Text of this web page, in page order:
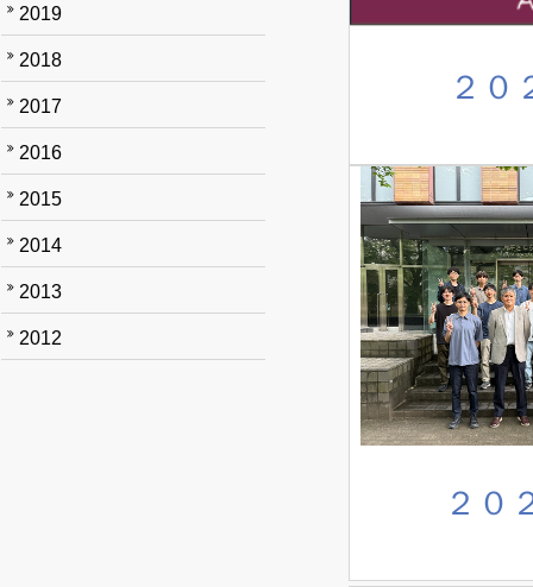
2019
2018
2017
2016
2015
2014
2013
2012
２０
２０